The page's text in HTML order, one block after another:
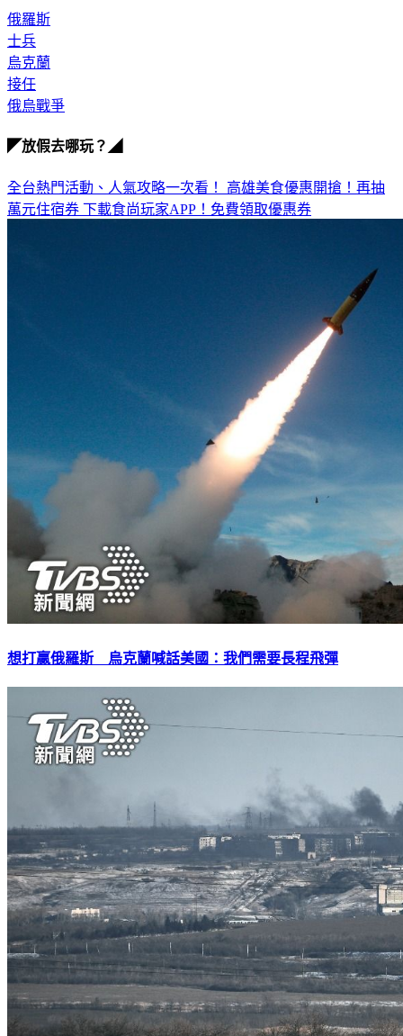
俄羅斯
士兵
烏克蘭
接任
俄烏戰爭
◤放假去哪玩？◢
全台熱門活動、人氣攻略一次看！ 高雄美食優惠開搶！再抽
萬元住宿券 下載食尚玩家APP！免費領取優惠券
想打贏俄羅斯 烏克蘭喊話美國：我們需要長程飛彈